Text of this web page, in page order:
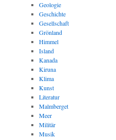
Geologie
Geschichte
Gesellschaft
Grönland
Himmel
Island
Kanada
Kiruna
Klima
Kunst
Literatur
Malmberget
Meer
Militär
Musik